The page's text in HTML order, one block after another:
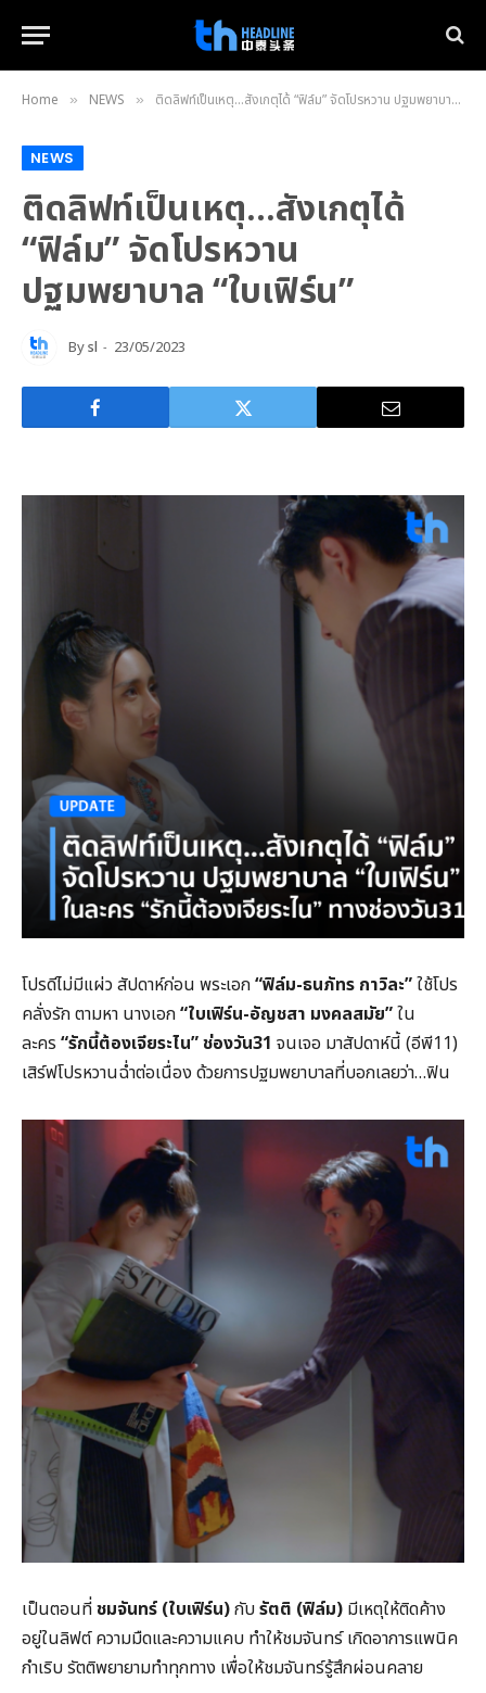
Home » NEWS » ติดลิฟท์เป็นเหตุ…สังเกตุได้ “ฟิล์ม” จัดโปรหวาน ปฐมพยาบาล “ใบเฟิร์น”
NEWS
ติดลิฟท์เป็นเหตุ…สังเกตุได้
“ฟิล์ม” จัดโปรหวาน
ปฐมพยาบาล “ใบเฟิร์น”
Bysl 23/05/2023
โปรดีไม่มีแผ่ว สัปดาห์ก่อน พระเอก“ฟิล์ม-ธนภัทร กาวิละ”ใช้โปร
คลั่งรัก ตามหา นางเอก“ใบเฟิร์น-อัญชสา มงคลสมัย”ใน
ละคร “รักนี้ต้องเจียระไน” ช่องวัน31 จนเจอ มาสัปดาห์นี้ (อีพี11)
เสิร์ฟโปรหวานฉ่ำต่อเนื่อง ด้วยการปฐมพยาบาลที่บอกเลยว่า…ฟิน
เป็นตอนที่ชมจันทร์ (ใบเฟิร์น)กับรัตติ (ฟิล์ม) มีเหตุให้ติดค้าง
อยู่ในลิฟต์ ความมืดและความแคบ ทำให้ชมจันทร์ เกิดอาการแพนิค
กำเริบ รัตติพยายามทำทุกทาง เพื่อให้ชมจันทร์รู้สึกผ่อนคลาย